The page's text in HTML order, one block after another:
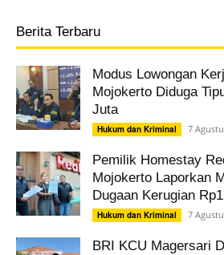
Berita Terbaru
Modus Lowongan
Mojokerto Diduga
Juta
Hukum dan Kriminal 7
Pemilik Homestay
Mojokerto Laporkan
Dugaan Kerugian
Hukum dan Kriminal 7
BRI KCU Magersari